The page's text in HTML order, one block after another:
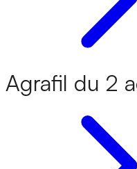
Agrafil du 2